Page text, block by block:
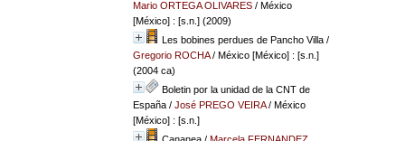
Mario ORTEGA OLIVARES/ México
[México] : [s.n.] (2009)
Les bobines perdues de Pancho Villa/
Gregorio ROCHA/ México [México] : [s.n.]
(2004 ca)
Boletin por la unidad de la CNT de
España/ José PREGO VEIRA/ México
[México] : [s.n.]